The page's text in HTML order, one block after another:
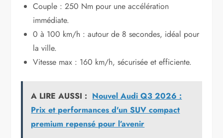
Couple : 250 Nm pour une accélération
immédiate.
0 à 100 km/h : autour de 8 secondes, idéal pour
la ville.
Vitesse max : 160 km/h, sécurisée et efficiente.
A LIRE AUSSI : Nouvel Audi Q3 2026 :
Prix et performances d'un SUV compact
premium repensé pour l’avenir